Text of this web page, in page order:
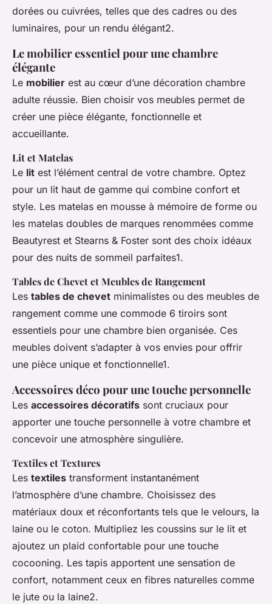
dorées ou cuivrées, telles que des cadres ou des
luminaires, pour un rendu élégant2.
Le mobilier essentiel pour une chambre
élégante
Le mobilier est au cœur d’une décoration chambre
adulte réussie. Bien choisir vos meubles permet de
créer une pièce élégante, fonctionnelle et
accueillante.
Lit et Matelas
Le lit est l’élément central de votre chambre. Optez
pour un lit haut de gamme qui combine confort et
style. Les matelas en mousse à mémoire de forme ou
les matelas doubles de marques renommées comme
Beautyrest et Stearns & Foster sont des choix idéaux
pour des nuits de sommeil parfaites1.
Tables de Chevet et Meubles de Rangement
Les tables de chevet minimalistes ou des meubles de
rangement comme une commode 6 tiroirs sont
essentiels pour une chambre bien organisée. Ces
meubles doivent s’adapter à vos envies pour offrir
une pièce unique et fonctionnelle1.
Accessoires déco pour une touche personnelle
Les accessoires décoratifs sont cruciaux pour
apporter une touche personnelle à votre chambre et
concevoir une atmosphère singulière.
Textiles et Textures
Les textiles transforment instantanément
l’atmosphère d’une chambre. Choisissez des
matériaux doux et réconfortants tels que le velours, la
laine ou le coton. Multipliez les coussins sur le lit et
ajoutez un plaid confortable pour une touche
cocooning. Les tapis apportent une sensation de
confort, notamment ceux en fibres naturelles comme
le jute ou la laine2.